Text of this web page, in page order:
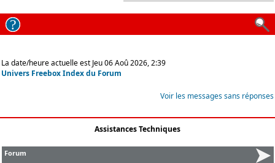
La date/heure actuelle est Jeu 06 Aoû 2026, 2:39
Univers Freebox Index du Forum
Voir les messages sans réponses
Assistances Techniques
Forum